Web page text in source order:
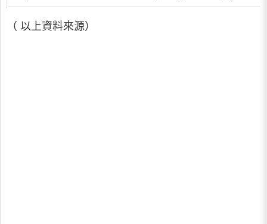
（ 以上資料來源）